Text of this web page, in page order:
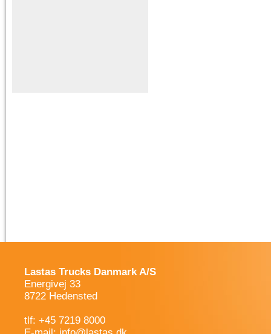
Lastas Trucks Danmark A/S
Energivej 33
8722 Hedensted
tlf: +45 7219 8000